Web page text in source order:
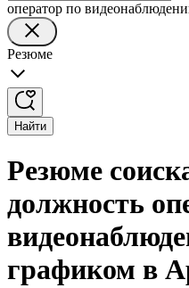
оператор по
Резюме
Найти
Резюме
должность
графиком в